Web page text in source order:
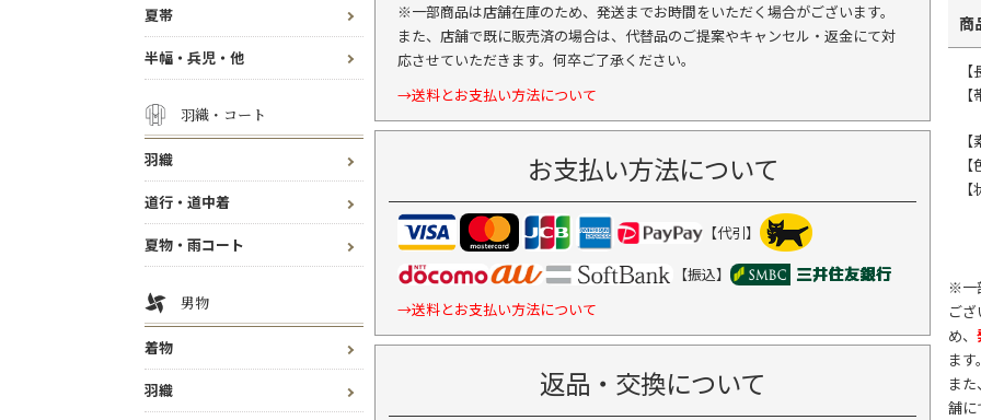
夏帯
半幅・兵児・他
羽織・コート
羽織
道行・道中着
夏物・雨コート
男物
着物
羽織
※一部商品は店舗在庫のため、発送までお時間をいただく場合がございます。
また、店舗で既に販売済の場合は、代替品のご提案やキャンセル・返金にて対
応させていただきます。何卒ご了承ください。
→送料とお支払い方法について
お支払い方法について
【代引】
【振込】
→送料とお支払い方法について
返品・交換について
商
※一
ご
め、
ます
ま
舗に